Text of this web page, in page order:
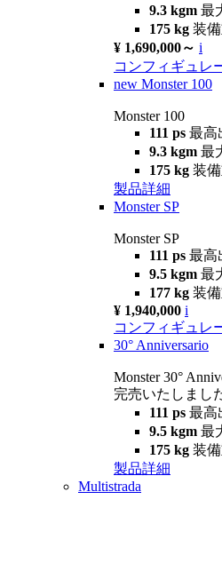
9.3 kgm 最
175 kg 装
¥ 1,690,000～ i
コンフィギュレ
new Monster 100
Monster 100
111 ps 最高
9.3 kgm 最
175 kg 装
製品詳細
Monster SP
Monster SP
111 ps 最高
9.5 kgm 最
177 kg 装
¥ 1,940,000 i
コンフィギュレ
30° Anniversario
Monster 30°
完売いたしまし
111 ps 最高
9.5 kgm 最
175 kg 装
製品詳細
Multistrada